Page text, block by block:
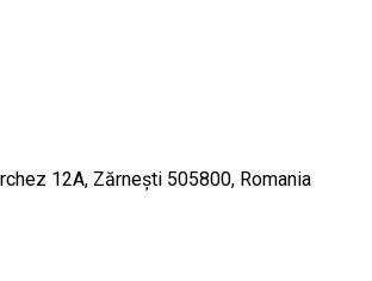
12A, Zărnești 505800, Romania